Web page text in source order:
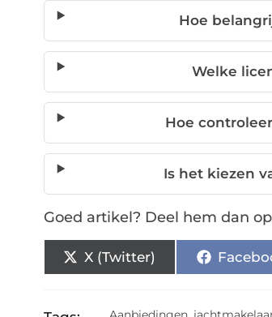
Hoe
Welke
Hoe
Is het kiezen
Goed artikel? Deel hem dan
X (Twitter)